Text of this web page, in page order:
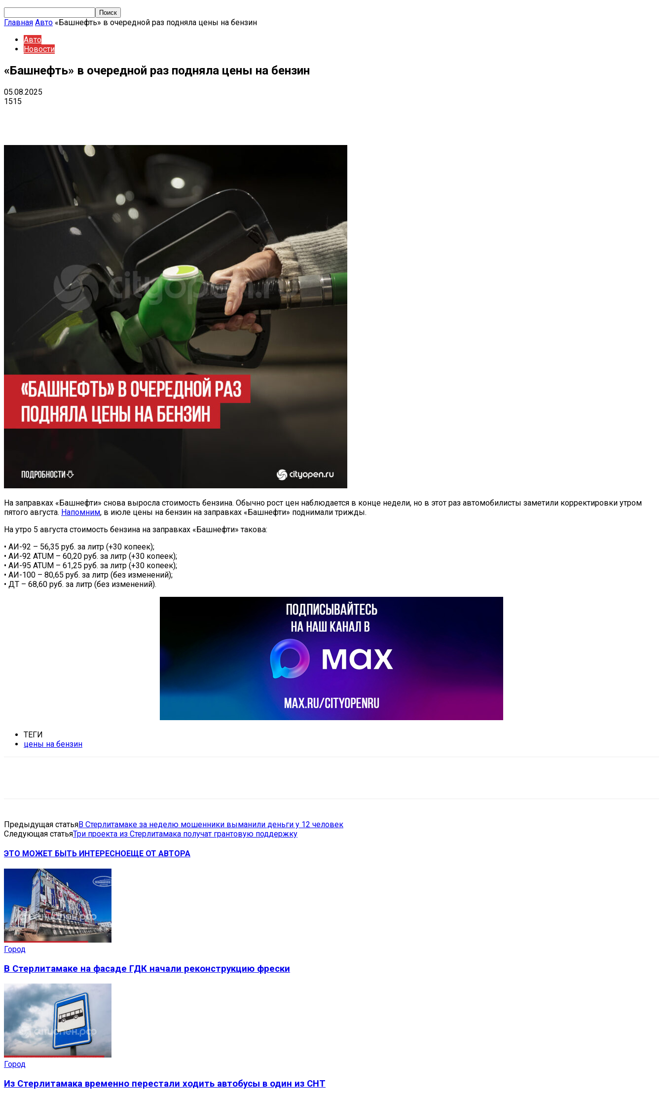
Главная Авто «Башнефть» в очередной раз подняла цены на бензин
Авто
Новости
«Башнефть» в очередной раз подняла цены на бензин
05.08.2025
1515
На заправках «Башнефти» снова выросла стоимость бензина. Обычно рост цен наблюдается в конце недели, но в этот раз автомобилисты заметили корректировки утром
пятого августа. Напомним, в июле цены на бензин на заправках «Башнефти» поднимали трижды.
На утро 5 августа стоимость бензина на заправках «Башнефти» такова:
• АИ-92 – 56,35 руб. за литр (+30 копеек);
• АИ-92 ATUM – 60,20 руб. за литр (+30 копеек);
• АИ-95 ATUM – 61,25 руб. за литр (+30 копеек);
• АИ-100 – 80,65 руб. за литр (без изменений);
• ДТ – 68,60 руб. за литр (без изменений).
ТЕГИ
цены на бензин
Предыдущая статьяВ Стерлитамаке за неделю мошенники выманили деньги у 12 человек
Следующая статьяТри проекта из Стерлитамака получат грантовую поддержку
ЭТО МОЖЕТ БЫТЬ ИНТЕРЕСНОЕЩЕ ОТ АВТОРА
Город
В Стерлитамаке на фасаде ГДК начали реконструкцию фрески
Город
Из Стерлитамака временно перестали ходить автобусы в один из СНТ